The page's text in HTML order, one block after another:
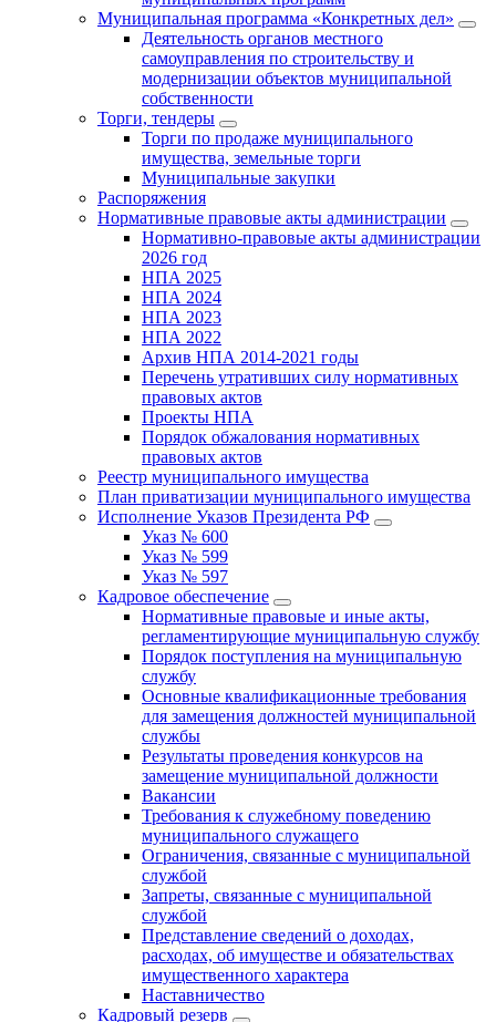
Муниципальная программа «Конкретных дел»
Деятельность органов местного
самоуправления по строительству и
модернизации объектов муниципальной
собственности
Торги, тендеры
Торги по продаже муниципального
имущества, земельные торги
Муниципальные закупки
Распоряжения
Нормативные правовые акты администрации
Нормативно-правовые акты администрации
2026 год
НПА 2025
НПА 2024
НПА 2023
НПА 2022
Архив НПА 2014-2021 годы
Перечень утративших силу нормативных
правовых актов
Проекты НПА
Порядок обжалования нормативных
правовых актов
Реестр муниципального имущества
План приватизации муниципального имущества
Исполнение Указов Президента РФ
Указ № 600
Указ № 599
Указ № 597
Кадровое обеспечение
Нормативные правовые и иные акты,
регламентирующие муниципальную службу
Порядок поступления на муниципальную
службу
Основные квалификационные требования
для замещения должностей муниципальной
службы
Результаты проведения конкурсов на
замещение муниципальной должности
Вакансии
Требования к служебному поведению
муниципального служащего
Ограничения, связанные с муниципальной
службой
Запреты, связанные с муниципальной
службой
Представление сведений о доходах,
расходах, об имуществе и обязательствах
имущественного характера
Наставничество
Кадровый резерв